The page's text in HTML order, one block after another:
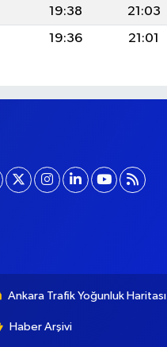
19:38
21:03
19:36 21:01
Ankara Trafik Yoğunluk Haritası
Haber Arşivi